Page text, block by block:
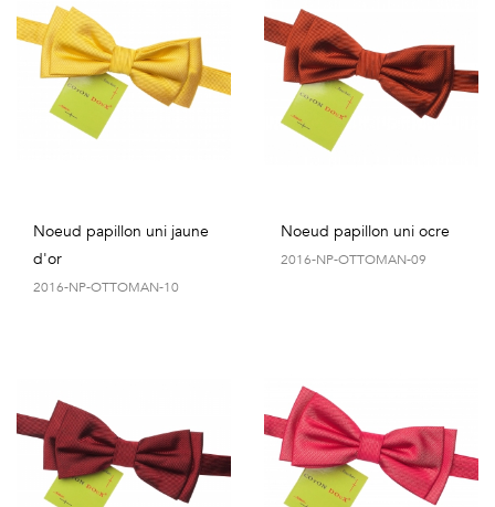
Noeud papillon uni jaune
d'or
2016-NP-OTTOMAN-10
Noeud papillon uni ocre
2016-NP-OTTOMAN-09